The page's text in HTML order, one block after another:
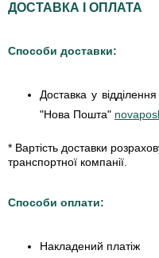
ДОСТАВКА І ОПЛАТА
Способи доставки:
Доставка у
"Нова Пошта"
* Вартість доставки
транспортної компанії.
Способи оплати:
Накладений платіж